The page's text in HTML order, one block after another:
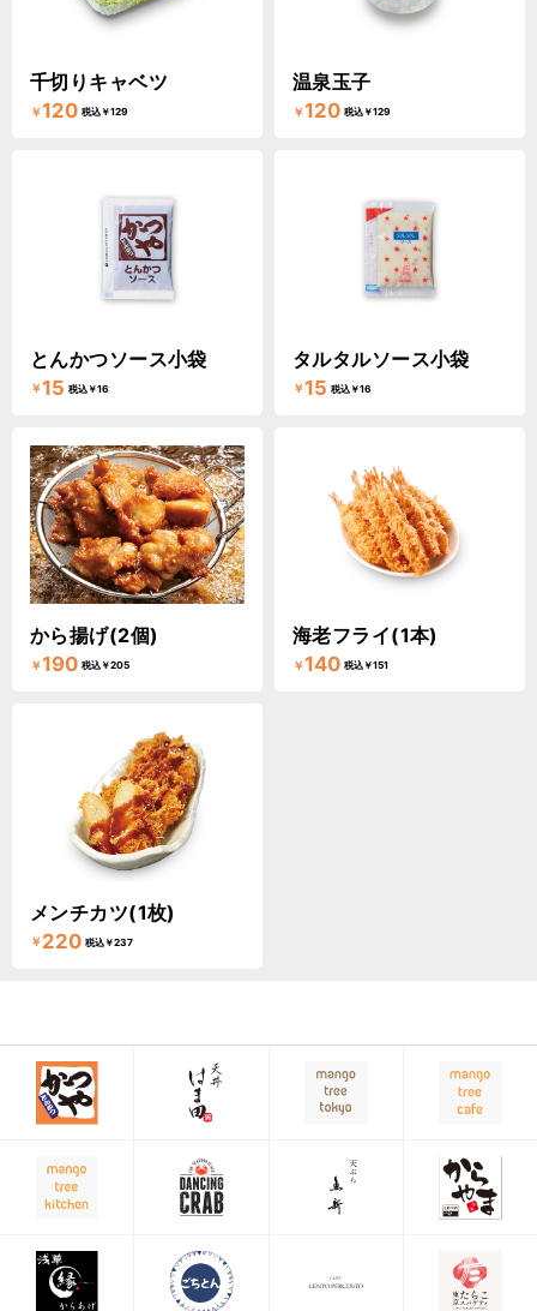
千切りキャベツ
￥120 税込￥129
温泉玉子
￥120 税込￥129
とんかつソース小袋
￥15 税込￥16
タルタルソース小袋
￥15 税込￥16
から揚げ(2個)
￥190 税込￥205
海老フライ(1本)
￥140 税込￥151
メンチカツ(1枚)
￥ 220 税込￥237